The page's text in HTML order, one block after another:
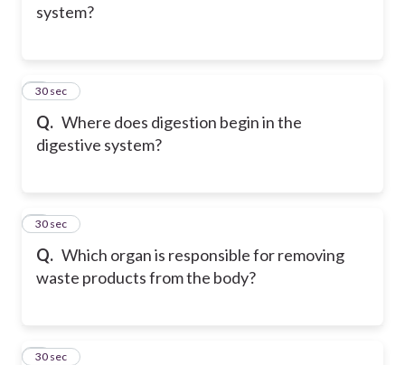
system?
Q. Where does digestion begin in the
digestive system?
7
30 sec
Q. Which organ is responsible for removing
waste products from the body?
8
30 sec
9
30 sec